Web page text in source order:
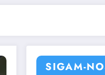
SIGAM-